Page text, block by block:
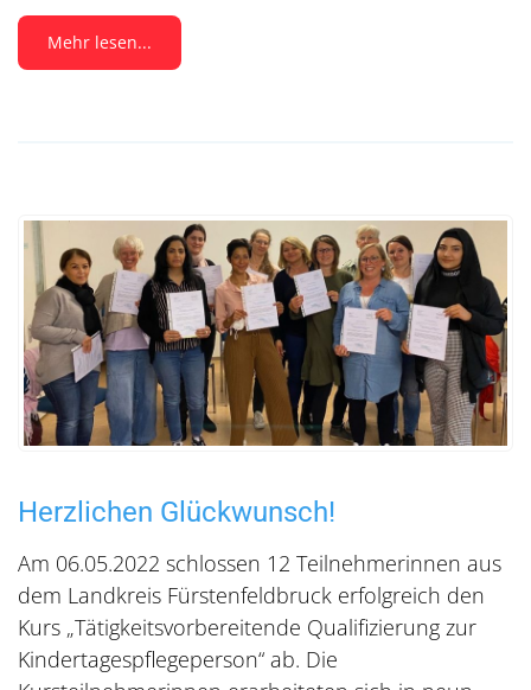
Mehr lesen...
Herzlichen Glückwunsch!
Am 06.05.2022 schlossen 12 Teilnehmerinnen aus
dem Landkreis Fürstenfeldbruck erfolgreich den
Kurs „Tätigkeitsvorbereitende Qualifizierung zur
Kindertagespflegeperson“ ab. Die